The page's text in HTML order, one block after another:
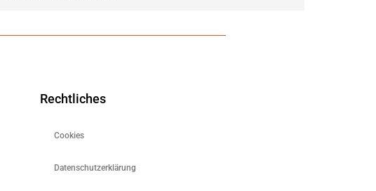
Rechtliches
Cookies
Datenschutzerklärung